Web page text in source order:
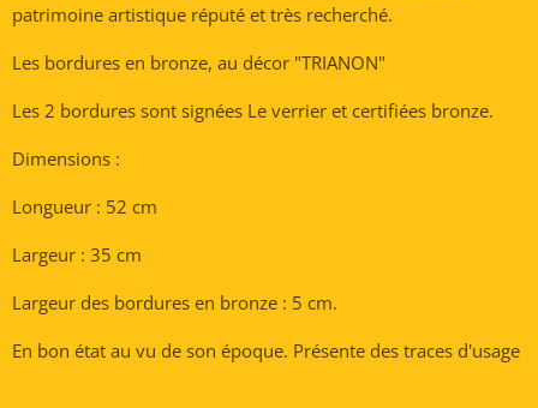
patrimoine artistique réputé et très recherché.
Les bordures en bronze, au décor "TRIANON"
Les 2 bordures sont signées Le verrier et certifiées bronze.
Dimensions :
Longueur : 52 cm
Largeur : 35 cm
Largeur des bordures en bronze : 5 cm.
En bon état au vu de son époque. Présente des traces d'usage